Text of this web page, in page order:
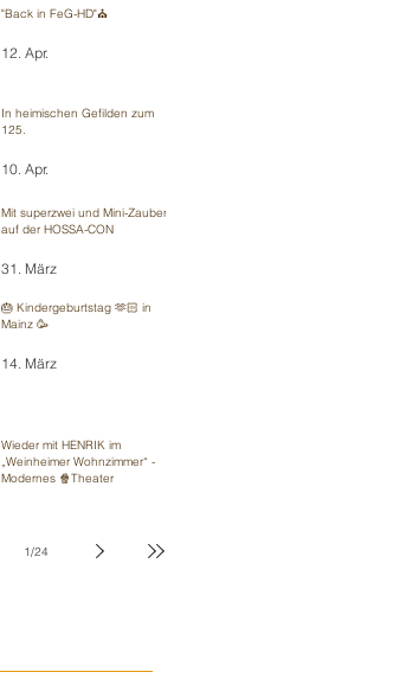
"Back in FeG-HD"⛪️
12. Apr.
In heimischen Gefilden zum
125.
10. Apr.
Mit superzwei und Mini-Zauberei
auf der HOSSA-CON
31. März
🎂 Kindergeburtstag 🫶🏻 in
Mainz 🥳
14. März
Wieder mit HENRIK im
„Weinheimer Wohnzimmer“ -
Modernes 🍿Theater
1/24